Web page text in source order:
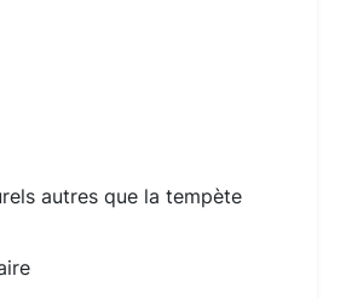
autres que la tempète